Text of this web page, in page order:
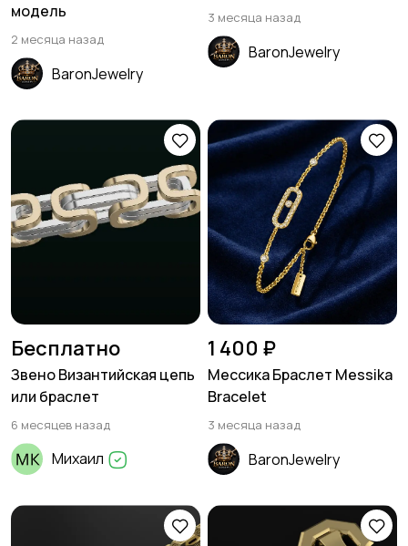
модель
2 месяца назад
BaronJewelry
3 месяца назад
BaronJewelry
Бесплатно
Звено Византийская цепь
или браслет
6 месяцев назад
Михаил
1 400 ₽
Мессика Браслет Messika
Bracelet
3 месяца назад
BaronJewelry